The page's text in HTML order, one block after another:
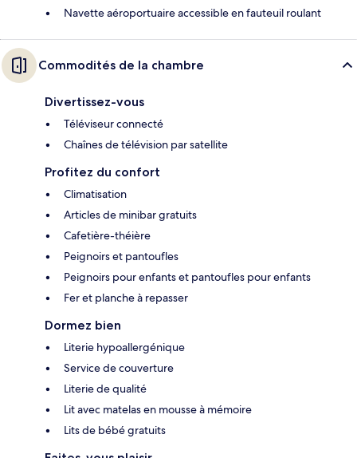
Navette aéroportuaire accessible en fauteuil roulant
Commodités de la chambre
Divertissez-vous
Téléviseur connecté
Chaînes de télévision par satellite
Profitez du confort
Climatisation
Articles de minibar gratuits
Cafetière-théière
Peignoirs et pantoufles
Peignoirs pour enfants et pantoufles pour enfants
Fer et planche à repasser
Dormez bien
Literie hypoallergénique
Service de couverture
Literie de qualité
Lit avec matelas en mousse à mémoire
Lits de bébé gratuits